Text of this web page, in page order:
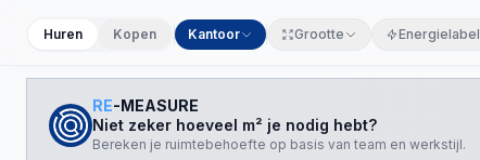
Huren Kopen Kantoor Grootte Energielabel
RE-MEASURE
Niet zeker hoeveel m² je nodig hebt?
Bereken je ruimtebehoefte op basis van team en werkstijl.